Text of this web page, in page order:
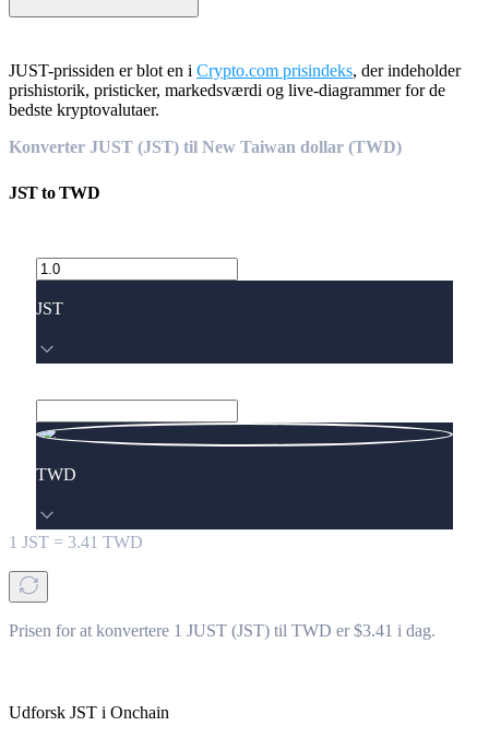
JUST-prissiden er blot en i Crypto.com prisindeks, der indeholder
prishistorik, pristicker, markedsværdi og live-diagrammer for de
bedste kryptovalutaer.
Konverter JUST (JST) til New Taiwan dollar (TWD)
JSTtoTWD
JST
TWD
1 JST = 3.41 TWD
Prisen for at konvertere 1 JUST (JST) til TWD er $3.41 i dag.
Udforsk JST i Onchain